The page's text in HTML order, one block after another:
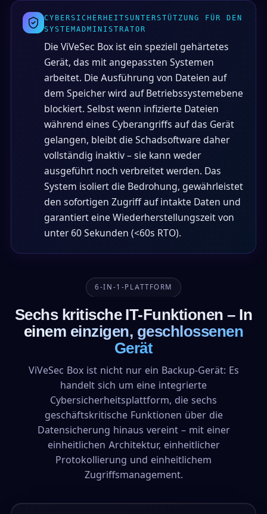
CYBERSICHERHEITSUNTERSTÜTZUNG FÜR DEN
SYSTEMADMINISTRATOR
Die ViVeSec Box ist ein speziell gehärtetes
Gerät, das mit angepassten Systemen
arbeitet. Die Ausführung von Dateien auf
dem Speicher wird auf Betriebssystemebene
blockiert. Selbst wenn infizierte Dateien
während eines Cyberangriffs auf das Gerät
gelangen, bleibt die Schadsoftware daher
vollständig inaktiv – sie kann weder
ausgeführt noch verbreitet werden. Das
System isoliert die Bedrohung, gewährleistet
den sofortigen Zugriff auf intakte Daten und
garantiert eine Wiederherstellungszeit von
unter 60 Sekunden (<60s RTO).
6-IN-1-PLATTFORM
Sechs kritische IT-Funktionen – In
einem einzigen, geschlossenen
Gerät
ViVeSec Box ist nicht nur ein Backup-Gerät: Es
handelt sich um eine integrierte
Cybersicherheitsplattform, die sechs
geschäftskritische Funktionen über die
Datensicherung hinaus vereint – mit einer
einheitlichen Architektur, einheitlicher
Protokollierung und einheitlichem
Zugriffsmanagement.